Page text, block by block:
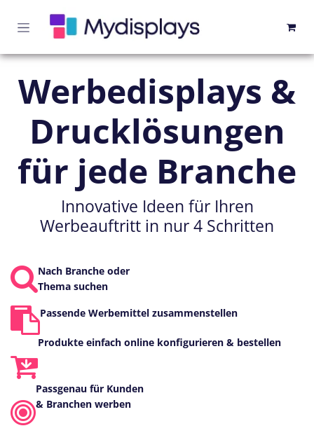
Werbedisplays &
Drucklösungen
für jede Branche
Innovative Ideen für Ihren
Werbeauftritt in nur 4 Schritten
Nach Branche oder
Thema suchen
Passende Werbemittel zusammenstellen
Produkte einfach online konfigurieren & bestellen
Passgenau für Kunden
& Branchen werben